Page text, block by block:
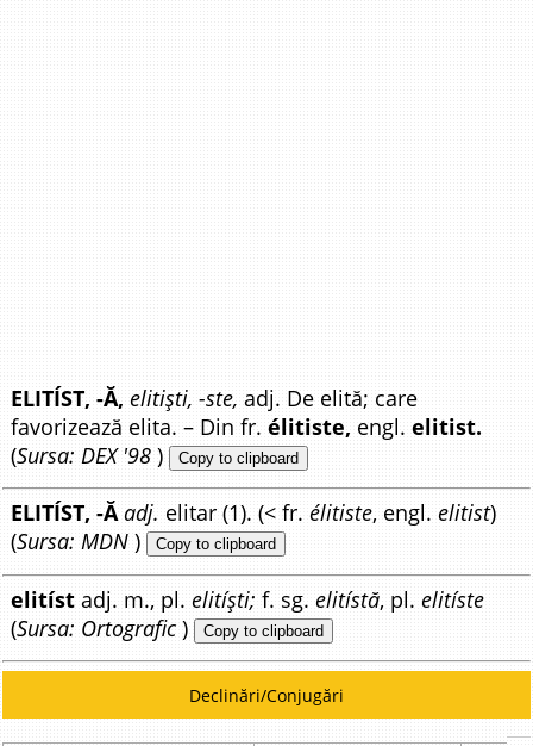
ELITÍST, -Ă, elitiști, -ste, adj. De elită; care
favorizează elita. – Din fr.élitiste, engl.elitist.
(Sursa: DEX '98 ) Copy to clipboard
ELITÍST, -Ă adj. elitar (1). (< fr.élitiste, engl.elitist)
(Sursa: MDN ) Copy to clipboard
elitíst adj. m., pl.elitíști; f. sg.elitístă, pl.elitíste
(Sursa: Ortografic ) Copy to clipboard
Declinări/Conjugări